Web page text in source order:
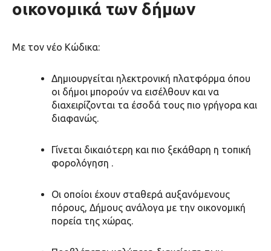
οικονομικά των δήμων
Με τον νέο Κώδικα:
Δημιουργείται ηλεκτρονική πλατφόρμα όπου
οι δήμοι μπορούν να εισέλθουν και να
διαχειρίζονται τα έσοδά τους πιο γρήγορα και
διαφανώς.
Γίνεται δικαιότερη και πιο ξεκάθαρη η τοπική
φορολόγηση .
Οι οποίοι έχουν σταθερά αυξανόμενους
πόρους, Δήμους ανάλογα με την οικονομική
πορεία της χώρας.